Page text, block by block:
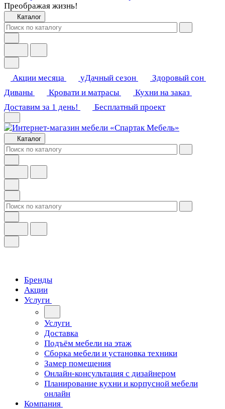
Преображая жизнь!
Каталог
Акции месяца уДачный сезон
Здоровый сон
Диваны
Кровати и матрасы
Кухни на заказ
Доставим за 1 день!
Бесплатный проект
Каталог
Бренды
Акции
Услуги
Услуги
Доставка
Подъём мебели на этаж
Сборка мебели и установка техники
Замер помещения
Онлайн-консультация с дизайнером
Планирование кухни и корпусной мебели
онлайн
Компания